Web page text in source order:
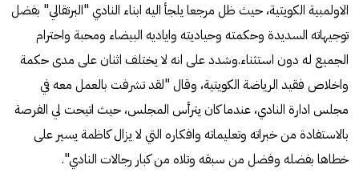
الاولمبية الكويتية، حيث ظل مرجعا يلجأ اليه ابناء النادي "البرتقالي" بفضل
توجيهاته السديدة وحكمته وحياديته واياديه البيضاء ومحبة واحترام
الجميع له دون استثناء.وشدد على انه لا يختلف اثنان على مدى حكمة
واخلاص فقيد الرياضة الكويتية، وقال "لقد تشرفت بالعمل معه في
مجلس ادارة النادي، عندما كان يترأس المجلس، حيث اتيحت لي الفرصة
بالاستفادة من خبراته وتعليماته وافكاره التي لا يزال كاظمة يسير على
خطاها بفضله وفضل من سبقه وتلاه من كبار رجالات النادي".